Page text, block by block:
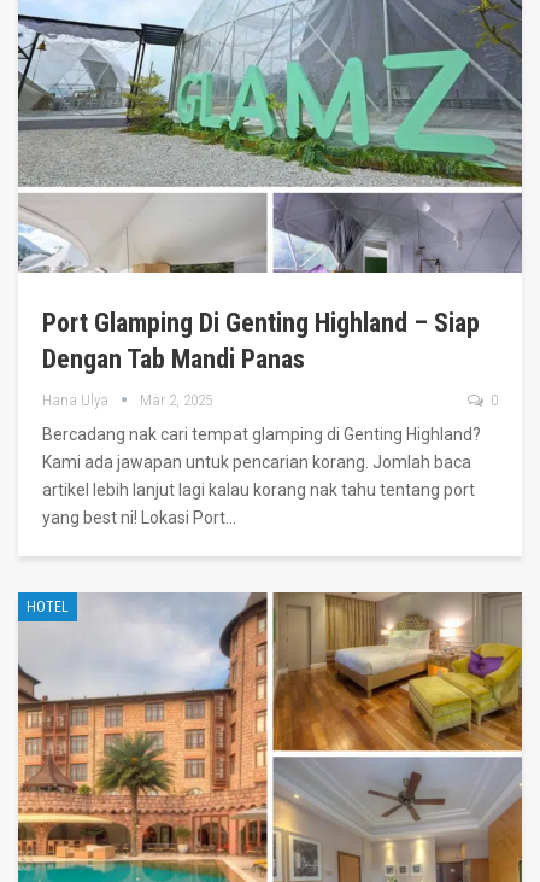
Port Glamping Di Genting Highland – Siap
Dengan Tab Mandi Panas
Hana Ulya Mar 2, 2025 0
Bercadang nak cari tempat glamping di Genting Highland?
Kami ada jawapan untuk pencarian korang. Jomlah baca
artikel lebih lanjut lagi kalau korang nak tahu tentang port
yang best ni!
Lokasi Port
HOTEL